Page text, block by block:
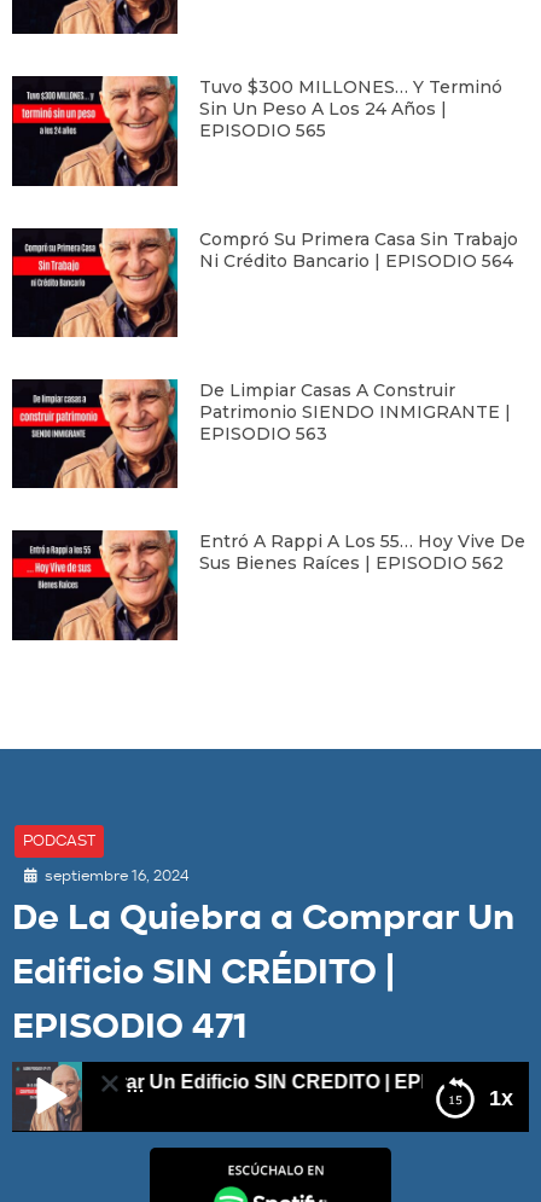
Tuvo $300 MILLONES… Y Terminó
Sin Un Peso A Los 24 Años |
EPISODIO 565
Compró Su Primera Casa Sin Trabajo
Ni Crédito Bancario | EPISODIO 564
De Limpiar Casas A Construir
Patrimonio SIENDO INMIGRANTE |
EPISODIO 563
Entró A Rappi A Los 55… Hoy Vive De
Sus Bienes Raíces | EPISODIO 562
PODCAST
septiembre 16, 2024
De La Quiebra a Comprar Un
Edificio SIN CRÉDITO |
EPISODIO 471
1x
Comprar Un Edificio SIN CRÉDITO | EPISODIO 471
De La Quiebra a Comprar Un Edificio SIN CRÉDITO |